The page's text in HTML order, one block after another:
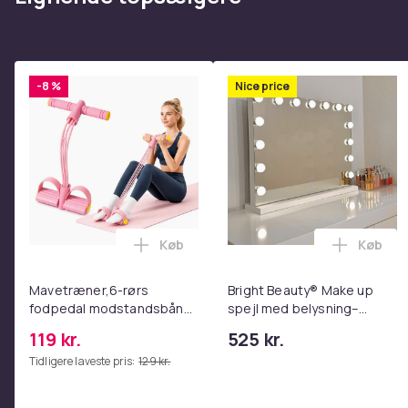
-8 %
Mavetræner,6-rørs
fodpedal modstandsbånd
yoga og
hjemmetræningscenter
119 kr.
Tidligere laveste pris: 129 kr.
Læg Mavetræner,6-rørs fodpedal
Køb
Nice price
Bright Beauty® Make up
spejl med belysning–
cm – 15 LED-lys – 3
525 kr.
Læg
Køb